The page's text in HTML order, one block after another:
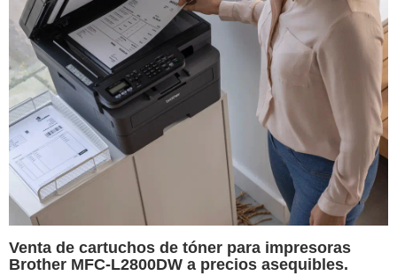
Venta de cartuchos de tóner para impresoras
Brother MFC-L2800DW a precios asequibles.